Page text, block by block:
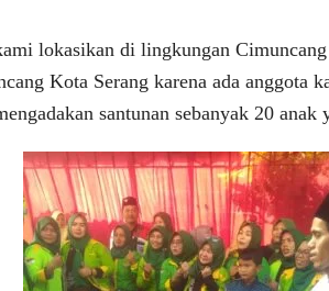
lokasikan di lingkungan
Kota Serang karena ada anggota
santunan sebanyak 20 anak